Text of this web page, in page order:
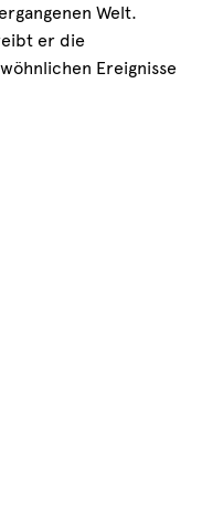
Welt.
er die
Ereignisse